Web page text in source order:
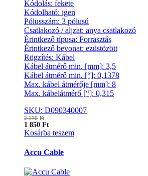
Kódolás: fekete
Kódolható: igen
Pólusszám: 3 pólusú
Csatlakozó / aljzat: anya csatlakozó
Érintkező típusa: Forrasztás
Érintkező bevonat: ezüstözött
Rögzítés: Kábel
Kábel átmérő min. [mm]: 3,5
Kábel átmérő min. [“]: 0,1378
Max. kábel átmérője [mm]: 8
Max. kábelátmérő [“]: 0,315
SKU: D090340007
2 170 Ft
1 850 Ft
Kosárba teszem
Márkák
karusszel
Accu Cable